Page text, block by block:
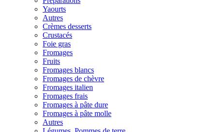
Yaourts
Autres
Crèmes desserts
Crustacés
Foie gras
Fromages
Fruits
Fromages blancs
Fromages de chèvre
Fromages italien
Fromages frais
Fromages à pâte dure
Fromages à pâte molle
Autres